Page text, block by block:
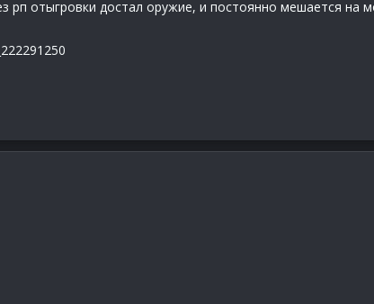
рп отыгровки достал оружие, и постоянно мешается на